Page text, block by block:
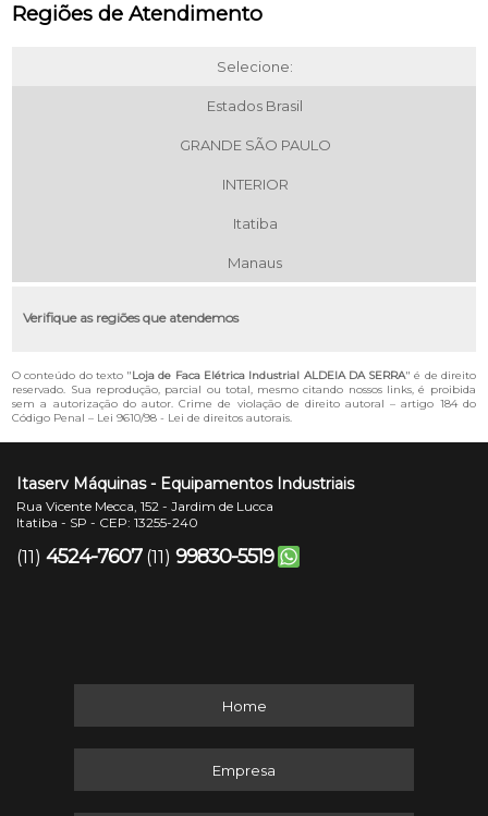
Regiões de Atendimento
Selecione:
Estados Brasil
GRANDE SÃO PAULO
INTERIOR
Itatiba
Manaus
Verifique as regiões que atendemos
O conteúdo do texto "Loja de Faca Elétrica Industrial ALDEIA DA SERRA" é de direito
reservado. Sua reprodução, parcial ou total, mesmo citando nossos links, é proibida
sem a autorização do autor. Crime de violação de direito autoral – artigo 184 do
Código Penal – Lei 9610/98 - Lei de direitos autorais.
Itaserv Máquinas - Equipamentos Industriais
Rua Vicente Mecca, 152 - Jardim de Lucca
Itatiba - SP - CEP: 13255-240
(11) 4524-7607 (11) 99830-5519
Home
Empresa